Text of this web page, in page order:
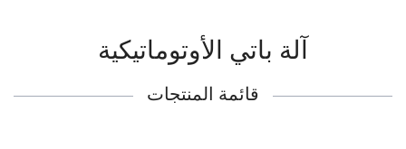
آلة باتي الأوتوماتيكية
قائمة المنتجات